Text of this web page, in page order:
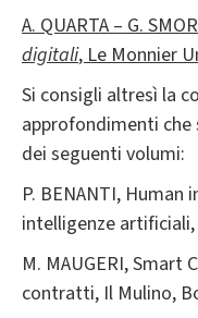
A. QUARTA – G.
digitali, Le Monnier
Si consigli altresì la
approfondimenti
dei seguenti volumi:
P. BENANTI, Human
intelligenze
M. MAUGERI, Smart
contratti, Il Mulino,